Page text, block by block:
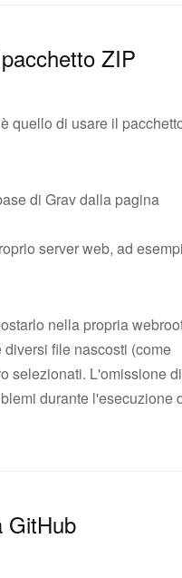
ZIP
quello di usare il
di Grav dalla pagina
server web, ad
nella propria
file nascosti (come
selezionati. L'omissione di
durante l'esecuzione
GitHub